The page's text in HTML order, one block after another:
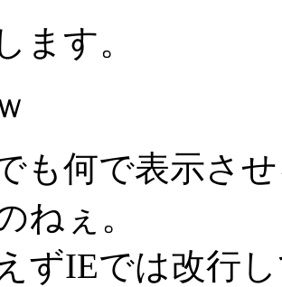
ます。
も何で表示さ
ねぇ。
ずIEでは改行